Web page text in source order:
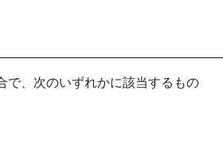
で、次のいずれかに該当するもの